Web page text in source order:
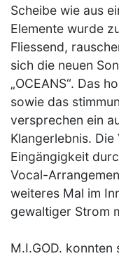
Scheibe wie aus
Elemente wurde
Fliessend,
sich die neuen
„OCEANS“. Das
sowie das
versprechen ein
Klangerlebnis.
Eingängigkeit
Vocal-
weiteres Mal im
gewaltiger Strom
M.I.GOD. konnten